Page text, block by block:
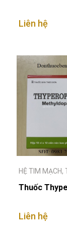
Liên hệ
HỆ TIM MẠCH,
Thuốc
Liên hệ